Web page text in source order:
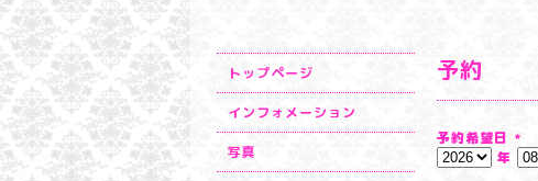
予約
予約希望日 *
年
トップページ
インフォメーション
写真